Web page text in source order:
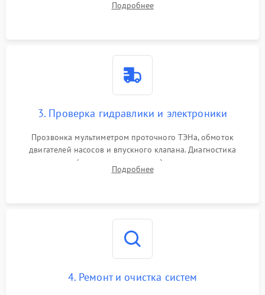
циркуляционному насосу, ТЭНу и сливной помпе.
Подробнее
3. Проверка гидравлики и электроники
Прозвонка мультиметром проточного ТЭНа, обмоток
двигателей насосов и впускного клапана. Диагностика
прессостата (датчика уровня воды), датчика мутности,
концевика дверцы и электронного модуля управления.
Подробнее
4. Ремонт и очистка систем